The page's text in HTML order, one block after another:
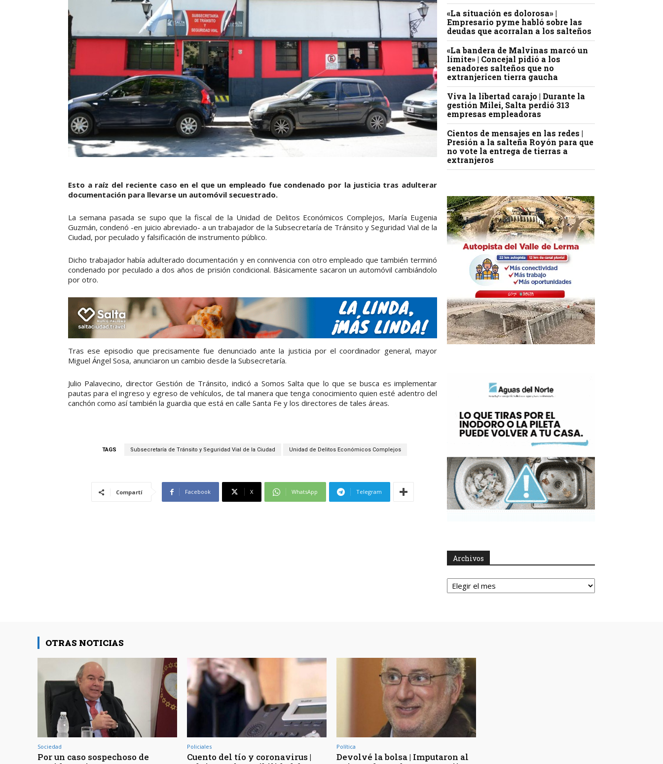
Esto a raíz del reciente caso en el que un empleado fue condenado por la justicia tras adulterar
documentación para llevarse un automóvil secuestrado.
La semana pasada se supo que la fiscal de la Unidad de Delitos Económicos Complejos, María Eugenia
Guzmán, condenó -en juicio abreviado- a un trabajador de la Subsecretaría de Tránsito y Seguridad Vial de la
Ciudad, por peculado y falsificación de instrumento público.
Dicho trabajador había adulterado documentación y en connivencia con otro empleado que también terminó
condenado por peculado a dos años de prisión condicional. Básicamente sacaron un automóvil cambiándolo
por otro.
Tras ese episodio que precisamente fue denunciado ante la justicia por el coordinador general, mayor
Miguel Ángel Sosa, anunciaron un cambio desde la Subsecretaría.
Julio Palavecino, director Gestión de Tránsito, indicó a Somos Salta que lo que se busca es implementar
pautas para el ingreso y egreso de vehículos, de tal manera que tenga conocimiento quien esté adentro del
canchón como así también la guardia que está en calle Santa Fe y los directores de tales áreas.
TAGS Subsecretaría de Tránsito y Seguridad Vial de la Ciudad Unidad de Delitos Económicos Complejos
Compartí Facebook X WhatsApp Telegram
«La situación es dolorosa» |
Empresario pyme habló sobre las
deudas que acorralan a los salteños
«La bandera de Malvinas marcó un
límite» | Concejal pidió a los
senadores salteños que no
extranjericen tierra gaucha
Viva la libertad carajo | Durante la
gestión Milei, Salta perdió 313
empresas empleadoras
Cientos de mensajes en las redes |
Presión a la salteña Royón para que
no vote la entrega de tierras a
extranjeros
Archivos
Archivos
OTRAS NOTICIAS
Sociedad
Por un caso sospechoso de
Policiales
Cuento del tío y coronavirus |
Política
Devolvé la bolsa | Imputaron al